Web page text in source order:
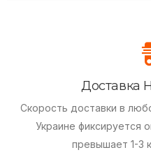
Доставка
Скорость доставки в
Украине фиксируется
превышает 1-3